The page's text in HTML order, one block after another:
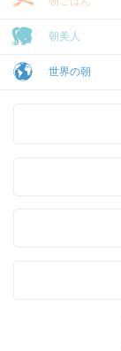
朝美人
世界の朝